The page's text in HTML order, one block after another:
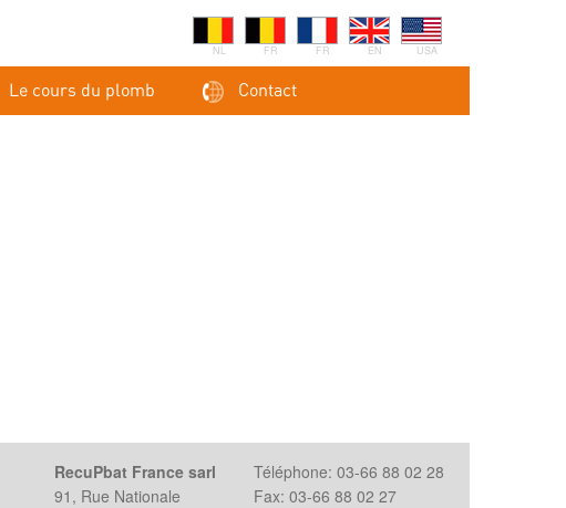
NL FR FR EN USA
Le cours du plomb Contact
RecuPbat France sarl
91, Rue Nationale
Téléphone: 03-66 88 02 28
Fax: 03-66 88 02 27